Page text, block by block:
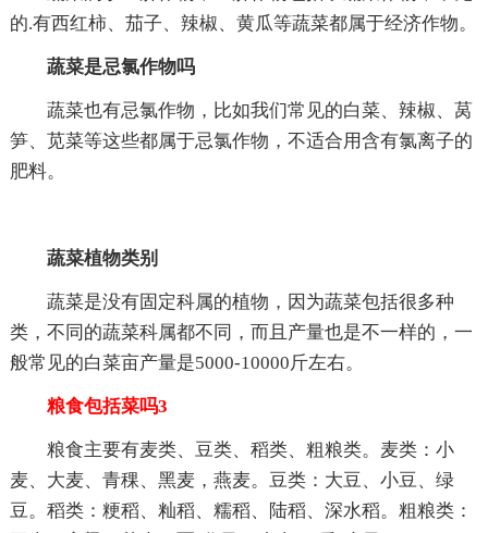
的.有西红柿、茄子、辣椒、黄瓜等蔬菜都属于经济作物。
蔬菜是忌氯作物吗
蔬菜也有忌氯作物，比如我们常见的白菜、辣椒、莴
笋、苋菜等这些都属于忌氯作物，不适合用含有氯离子的
肥料。
蔬菜植物类别
蔬菜是没有固定科属的植物，因为蔬菜包括很多种
类，不同的蔬菜科属都不同，而且产量也是不一样的，一
般常见的白菜亩产量是5000-10000斤左右。
粮食包括菜吗3
粮食主要有麦类、豆类、稻类、粗粮类。麦类：小
麦、大麦、青稞、黑麦，燕麦。豆类：大豆、小豆、绿
豆。稻类：粳稻、籼稻、糯稻、陆稻、深水稻。粗粮类：